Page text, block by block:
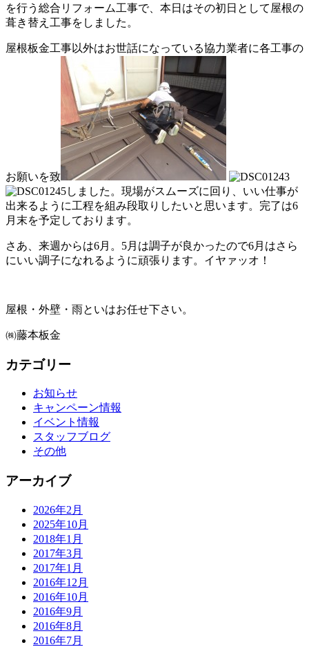
を行う総合リフォーム工事で、本日はその初日として屋根の
葺き替え工事をしました。
屋根板金工事以外はお世話になっている協力業者に各工事の
お願いを致
しました。現場がスムーズに回り、いい仕事が
出来るように工程を組み段取りしたいと思います。完了は6
月末を予定しております。
さあ、来週からは6月。5月は調子が良かったので6月はさら
にいい調子になれるように頑張ります。イヤァッオ！
屋根・外壁・雨といはお任せ下さい。
㈱藤本板金
カテゴリー
お知らせ
キャンペーン情報
イベント情報
スタッフブログ
その他
アーカイブ
2026年2月
2025年10月
2018年1月
2017年3月
2017年1月
2016年12月
2016年10月
2016年9月
2016年8月
2016年7月